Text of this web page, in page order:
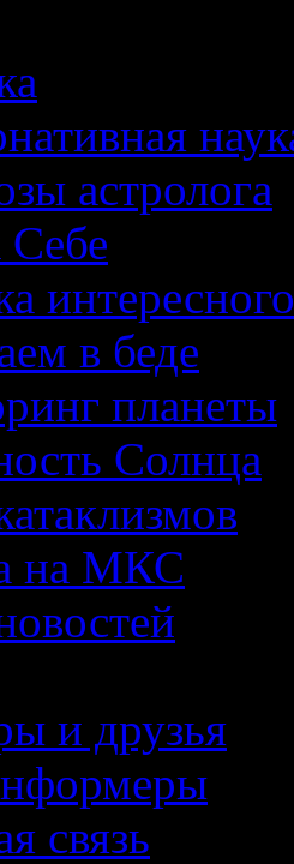
астролога
интересного
в беде
планеты
Солнца
на МКС
и друзья
связь